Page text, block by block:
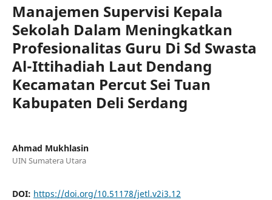
Manajemen Supervisi Kepala
Sekolah Dalam Meningkatkan
Profesionalitas Guru Di Sd Swasta
Al-Ittihadiah Laut Dendang
Kecamatan Percut Sei Tuan
Kabupaten Deli Serdang
Ahmad Mukhlasin
UIN Sumatera Utara
DOI: https://doi.org/10.51178/jetl.v2i3.12